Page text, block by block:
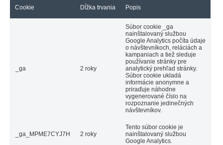
Cookie Dĺžka trvania Popis
_ga 2 roky
Súbor cookie _ga
nainštalovaný službou
Google Analytics počíta údaje
o návštevníkoch, reláciách a
kampaniach a tiež sleduje
používanie stránky pre
analytický prehľad stránky.
Súbor cookie ukladá
informácie anonymne a
priraďuje náhodne
vygenerované číslo na
rozpoznanie jedinečných
návštevníkov.
_ga_MPME7CYJ7H 2 roky
Tento súbor cookie je
nainštalovaný službou
Google Analytics.